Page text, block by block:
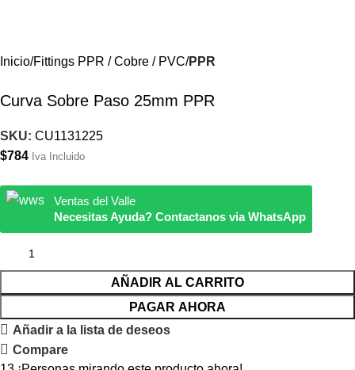
Inicio Fittings PPR / Cobre / PVC PPR
Curva Sobre Paso 25mm PPR
SKU: CU1131225
$784 Iva Incluido
Ventas del Valle
Necesitas Ayuda? Contactanos via WhatsApp
AÑADIR AL CARRITO
PAGAR AHORA
Añadir a la lista de deseos
Compare